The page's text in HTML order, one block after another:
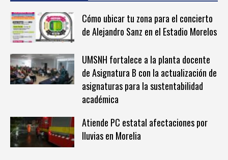
Cómo ubicar tu zona para el concierto
de Alejandro Sanz en el Estadio Morelos
UMSNH fortalece a la planta docente
de Asignatura B con la actualización de
asignaturas para la sustentabilidad
académica
Atiende PC estatal afectaciones por
lluvias en Morelia